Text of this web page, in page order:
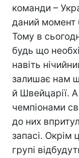
команди –
даний момент
Тому в
будь що
навіть
залишає нам
й Швейцарії.
чемпіонами
до них
запасі. Окрім
групі